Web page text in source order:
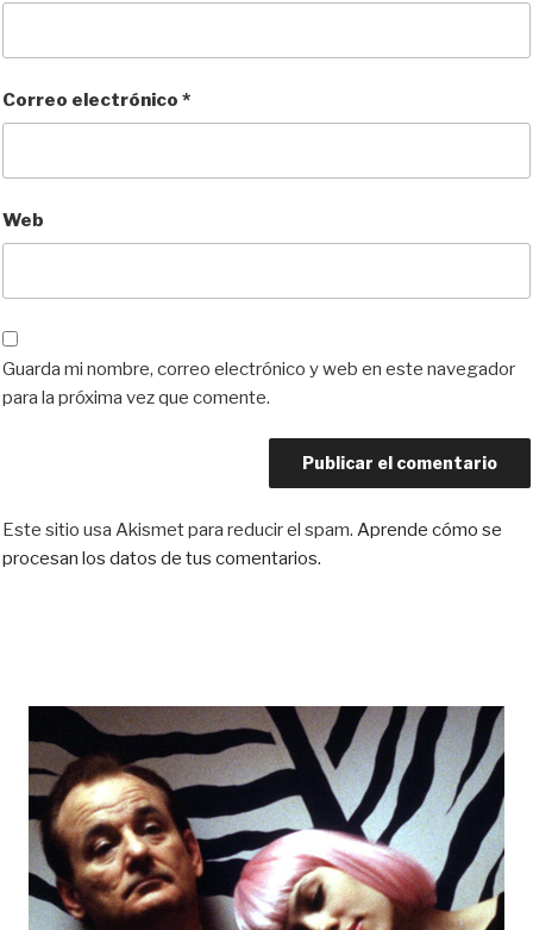
Correo electrónico *
Web
Guarda mi nombre, correo electrónico y web en este navegador
para la próxima vez que comente.
Este sitio usa Akismet para reducir el spam. Aprende cómo se
procesan los datos de tus comentarios.